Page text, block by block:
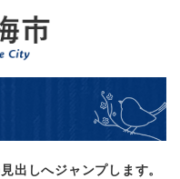
本文へ
出しへジャンプします。